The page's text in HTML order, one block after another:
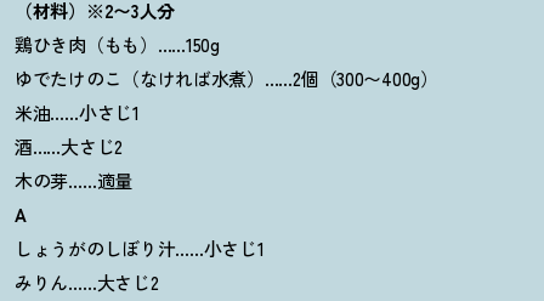
（材料）※2〜3人分
鶏ひき肉（もも）……150g
ゆでたけのこ（なければ水煮）……2個（300〜400g）
米油……小さじ1
酒……大さじ2
木の芽……適量
A
しょうがのしぼり汁……小さじ1
みりん……大さじ2